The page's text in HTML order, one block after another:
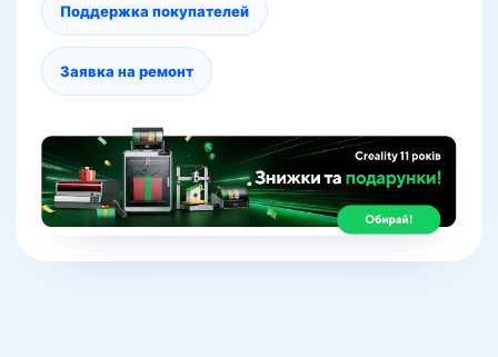
Поддержка покупателей
Заявка на ремонт